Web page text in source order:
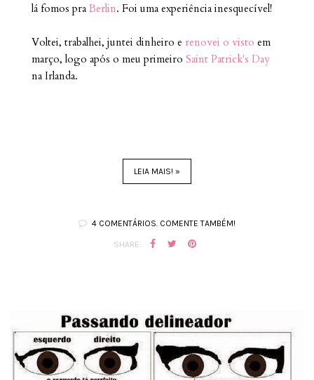
lá fomos pra Berlin. Foi uma experiência inesquecível!
Voltei, trabalhei, juntei dinheiro e renovei o visto em
março, logo após o meu primeiro Saint Patrick's Day
na Irlanda.
LEIA MAIS! »
4 COMENTÁRIOS. COMENTE TAMBÉM!
SHARE: